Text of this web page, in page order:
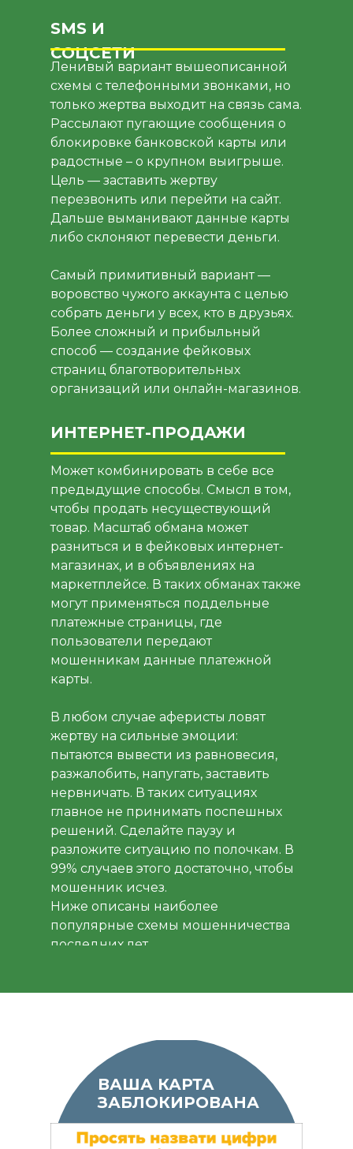
SMS И
СОЦСЕТИ
Ленивый вариант вышеописанной
схемы с телефонными звонками, но
только жертва выходит на связь сама.
Рассылают пугающие сообщения о
блокировке банковской карты или
радостные – о крупном выигрыше.
Цель — заставить жертву
перезвонить или перейти на сайт.
Дальше выманивают данные карты
либо склоняют перевести деньги.
Самый примитивный вариант —
воровство чужого аккаунта с целью
собрать деньги у всех, кто в друзьях.
Более сложный и прибыльный
способ — создание фейковых
страниц благотворительных
организаций или онлайн-магазинов.
ИНТЕРНЕТ-ПРОДАЖИ
Может комбинировать в себе все
предыдущие способы. Смысл в том,
чтобы продать несуществующий
товар. Масштаб обмана может
разниться и в фейковых интернет-
магазинах, и в объявлениях на
маркетплейсе. В таких обманах также
могут применяться поддельные
платежные страницы, где
пользователи передают
мошенникам данные платежной
карты.
В любом случае аферисты ловят
жертву на сильные эмоции:
пытаются вывести из равновесия,
разжалобить, напугать, заставить
нервничать. В таких ситуациях
главное не принимать поспешных
решений. Сделайте паузу и
разложите ситуацию по полочкам. В
99% случаев этого достаточно, чтобы
мошенник исчез.
Ниже описаны наиболее
популярные схемы мошенничества
последних лет.
ВАША КАРТА
ЗАБЛОКИРОВАНА